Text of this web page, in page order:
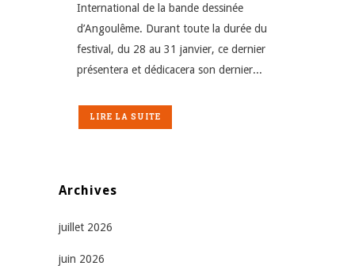
International de la bande dessinée
d’Angoulême. Durant toute la durée du
festival, du 28 au 31 janvier, ce dernier
présentera et dédicacera son dernier...
LIRE LA SUITE
Archives
juillet 2026
juin 2026